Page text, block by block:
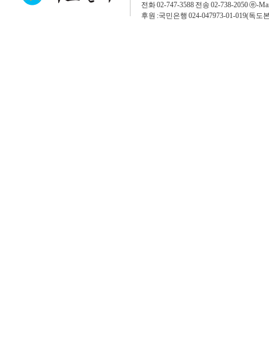
전화 02-747-3588 전송 02-738-2050 ⓔ-
후원 :국민은행 024-047973-01-019(독도